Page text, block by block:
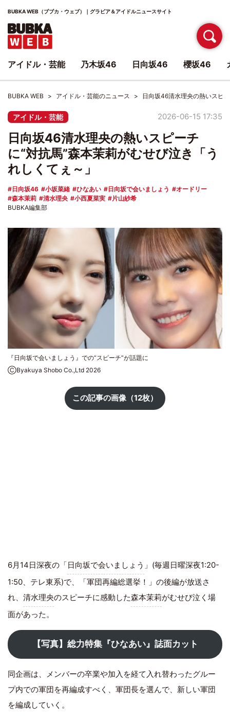
BUBKA WEB（ブブカ・ウェブ）｜グラビア＆アイドルニュースサイト
BUBKA WEB アイドル・芸能のニュース 日向坂46清水理央の熱いスピ
アイドル・芸能 2026-06-15 17:35
日向坂46清水理央の熱いスピーチ
に“対抗馬”森本茉莉がむせび泣き「う
れしくてぇ～」
日向坂46 小坂菜緒 ひなあい 日向坂で会いましょう
オードリー
森本茉莉
清水理央 小西夏菜実
片山紗希
BUBKA編集部
『日向坂で会いましょう』での“スピーチ”が話題に
ⒸByakuya Shobo Co.,Ltd 2026
この記事の画像（12枚）
6月14日深夜の「日向坂で会いましょう 」(毎週日曜深夜1:20-
1:50、テレ東系)で、「軍団再編総選挙！」の後編が放送さ
れ、 清水理央のスピーチに感動した森本茉莉がむせび泣く場
面があった。
【写真】総力特集『ひなあい』誌面カット
同企画は、メンバーの卒業や加入を経て入れ替わったグルー
プ内での軍団を再編成すべく、軍団長を選んで、新しい軍団
を編成していく。
アイドル・芸能 乃木坂46 日向坂46 櫻坂46